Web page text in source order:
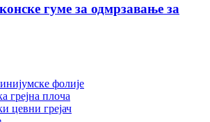
гуме за одмрзавање за
фолије
грејна плоча
цевни грејач